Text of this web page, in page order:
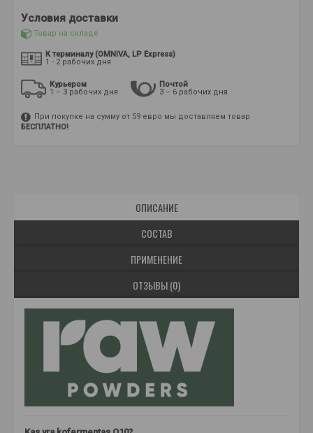
Условия доставки
Товар на складе
К терминалу (OMNIVA, LP Express)
1 - 2 рабочих дня
Курьером
1 – 3 рабочих дня
Почтой
3 – 6 рабочих дня
При покупке на сумму от 59 евро мы доставляем товар
БЕСПЛАТНО!
ОПИСАНИЕ
СОСТАВ
ПРИМЕНЕНИЕ
ОТЗЫВЫ (0)